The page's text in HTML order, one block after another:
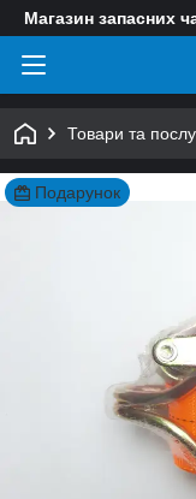
Магазин запасних
Товари та
Подарунок